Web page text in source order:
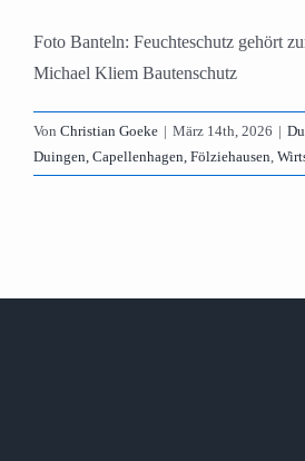
Foto Banteln: Feuchteschutz gehört
Michael Kliem Bautenschutz
Von Christian Goeke | März 14th, 2026 |
Duingen, Capellenhagen, Fölziehausen,